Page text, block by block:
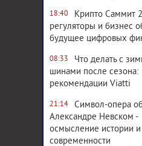
18:40
Крипто Саммит
регуляторы и бизнес
будущее цифровых
08:33
Что делать с
шинами после сезона:
рекомендации Viatti
21:14
Символ-опера
Александре Невском -
осмысление истории и
современности